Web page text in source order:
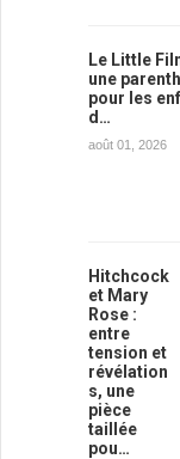
Le Little
une
pour les
d…
août 01, 2026
Hitchcock
et Mary
Rose :
entre
tension et
révélation
s, une
pièce
taillée
pou…